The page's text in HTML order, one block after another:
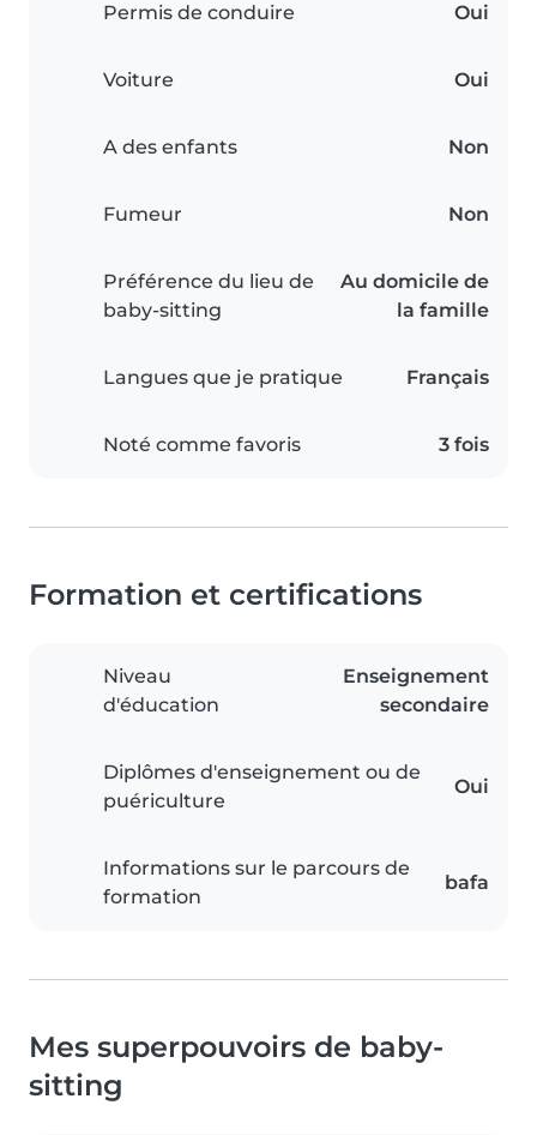
Permis de conduire Oui
Voiture Oui
A des enfants Non
Fumeur Non
Préférence du lieu de
baby-sitting
Au domicile de
la famille
Langues que je pratique Français
Noté comme favoris 3 fois
Formation et certifications
Niveau
d'éducation
Enseignement
secondaire
Diplômes d'enseignement ou de
puériculture
Oui
Informations sur le parcours de
formation
bafa
Mes superpouvoirs de baby-
sitting